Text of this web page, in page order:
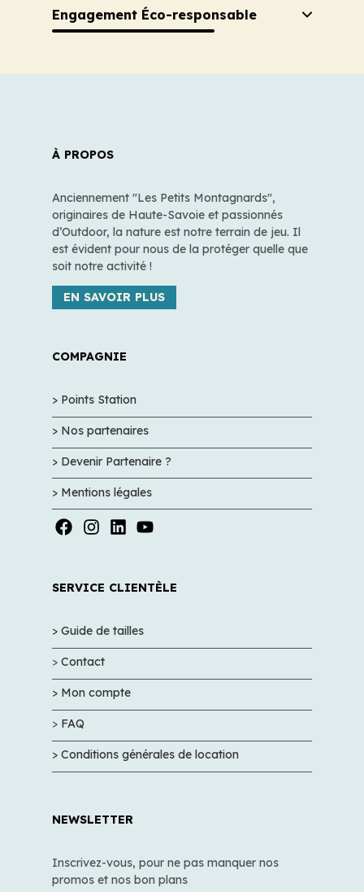
Engagement Éco-responsable
À PROPOS
Anciennement "Les Petits Montagnards",
originaires de Haute-Savoie et passionnés
d’Outdoor, la nature est notre terrain de jeu. Il
est évident pour nous de la protéger quelle que
soit notre activité !
EN SAVOIR PLUS
COMPAGNIE
> Points Station
> Nos partenaires
> Devenir Partenaire ?
> Mentions légales
SERVICE CLIENTÈLE
> Guide de tailles
> Contact
> Mon compte
> FAQ
> Conditions générales de location
NEWSLETTER
Inscrivez-vous, pour ne pas manquer nos
promos et nos bon plans